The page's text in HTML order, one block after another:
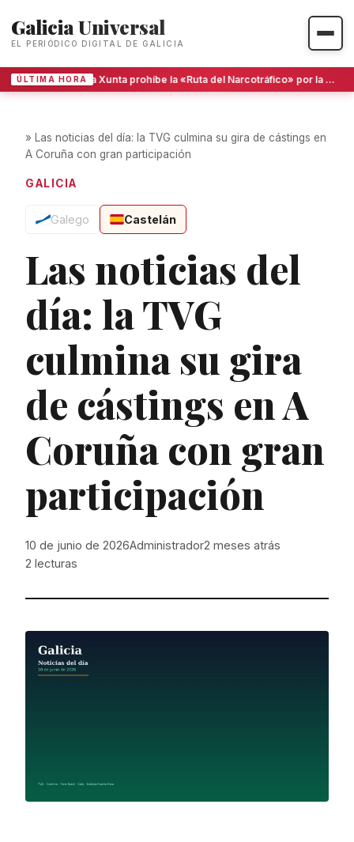
Galicia Universal
EL PERIÓDICO DIGITAL DE GALICIA
ÚLTIMA HORA La Xunta prohíbe la «Ruta del Narcotráfico» por la ría de Arousa por incumplir la ley turística
» Las noticias del día: la TVG culmina su gira de cástings en
A Coruña con gran participación
GALICIA
Galego Castelán
Las noticias del
día: la TVG
culmina su gira
de cástings en A
Coruña con gran
participación
10 de junio de 2026Administrador2 meses atrás
2 lecturas